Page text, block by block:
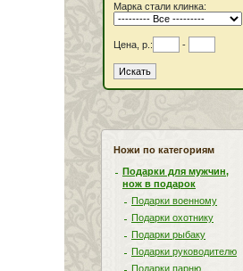
Марка стали клинка:
Цена, р.: -
Ножи по категориям
Подарки для мужчин,
нож в подарок
Подарки военному
Подарки охотнику
Подарки рыбаку
Подарки руководителю
Подарки парню